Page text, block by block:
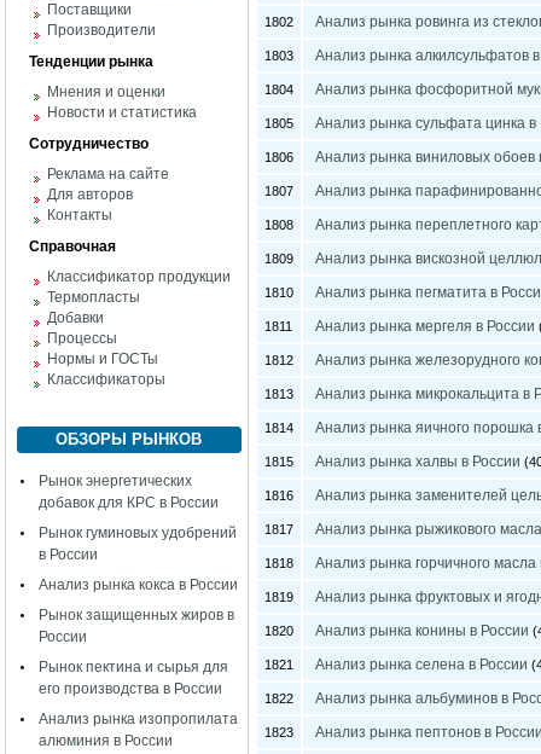
Поставщики
Производители
Тенденции рынка
Мнения и оценки
Новости и статистика
Сотрудничество
Реклама на сайте
Для авторов
Контакты
Справочная
Классификатор продукции
Термопласты
Добавки
Процессы
Нормы и ГОСТы
Классификаторы
ОБЗОРЫ РЫНКОВ
Рынок энергетических
добавок для КРС в России
Рынок гуминовых удобрений
в России
Анализ рынка кокса в России
Рынок защищенных жиров в
России
Рынок пектина и сырья для
его производства в России
Анализ рынка изопропилата
алюминия в России
1802 Анализ рынка ровинга из
1803 Анализ рынка алкилсульфатов
1804 Анализ рынка фосфоритной
1805 Анализ рынка сульфата цинка в
1806 Анализ рынка виниловых обоев
1807 Анализ рынка
1808 Анализ рынка переплетного
1809 Анализ рынка вискозной
1810 Анализ рынка пегматита в
1811 Анализ рынка мергеля в России
1812 Анализ рынка железорудного
1813 Анализ рынка микрокальцита в
1814 Анализ рынка яичного порошка
1815 Анализ рынка халвы в России
1816 Анализ рынка заменителей
1817 Анализ рынка рыжикового
1818 Анализ рынка горчичного масла
1819 Анализ рынка фруктовых и
1820 Анализ рынка конины в России
1821 Анализ рынка селена в России
1822 Анализ рынка альбуминов в
1823 Анализ рынка пептонов в